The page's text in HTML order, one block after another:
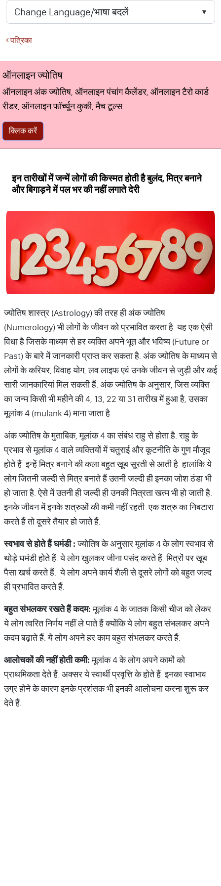
पत्रिका
ऑनलाइन ज्योतिष
ऑनलाइन अंक ज्योतिष, ऑनलाइन पंचांग कैलेंडर, ऑनलाइन टैरो कार्ड
रीडर, ऑनलाइन फॉर्च्यून कुकी, मैच टूल्स
क्लिक करें
इन तारीखों में जन्में लोगों की किस्मत होती है बुलंद, मित्र बनाने
और बिगाड़ने में पल भर की नहीं लगाते देरी
ज्योतिष शास्त्र (Astrology) की तरह ही अंक ज्योतिष
(Numerology) भी लोगों के जीवन को प्रभावित करता है. यह एक ऐसी
विधा है जिसके माध्यम से हर व्यक्ति अपने भूत और भविष्य (Future or
Past) के बारे में जानकारी प्राप्त कर सकता है. अंक ज्योतिष के माध्यम से
लोगों के करियर, विवाह योग, लव लाइफ एवं उनके जीवन से जुड़ी और कई
सारी जानकारियां मिल सकती हैं. अंक ज्योतिष के अनुसार, जिस व्यक्ति
का जन्म किसी भी महीने की 4, 13, 22 या 31 तारीख में हुआ है, उसका
मूलांक 4 (mulank 4) माना जाता है.
अंक ज्योतिष के मुताबिक, मूलांक 4 का संबंध राहु से होता है. राहु के
प्रभाव से मूलांक 4 वाले व्यक्तियों में चतुराई और कूटनीति के गुण मौजूद
होते हैं. इन्हें मित्र बनाने की कला बहुत खूब सूरती से आती है. हालांकि ये
लोग जितनी जल्दी से मित्र बनाते हैं उतनी जल्दी ही इनका जोश ठंडा भी
हो जाता है. ऐसे में उतनी ही जल्दी ही उनकी मित्रता खत्म भी हो जाती है.
इनके जीवन में इनके शत्रुओं की कमी नहीं रहती. एक शत्रु का निबटारा
करते हैं तो दूसरे तैयार हो जाते हैं.
स्वभावसेहोतेहैंघमंडी : ज्योतिष के अनुसार मूलांक 4 के लोग स्वभाव से
थोड़े घमंडी होते हैं. ये लोग खुलकर जीना पसंद करते हैं. मित्रों पर खूब
पैसा खर्च करते हैं. ये लोग अपने कार्य शैली से दूसरे लोगों को बहुत जल्द
ही प्रभावित करते हैं.
बहुतसंभलकररखतेहैंकदम: मूलांक 4 के जातक किसी चीज को लेकर
ये लोग त्वरित निर्णय नहीं ले पाते हैं क्योंकि ये लोग बहुत संभलकर अपने
कदम बढ़ाते हैं. ये लोग अपने हर काम बहुत संभलकर करते हैं.
आलोचकोंकीनहींहोतीकमी: मूलांक 4 के लोग अपने कामों को
प्राथमिकता देते हैं. अक्सर ये स्वार्थी प्रवृत्ति के होते हैं. इनका स्वाभाव
उग्र होने के कारण इनके प्रशंसक भी इनकी आलोचना करना शुरू कर
देते हैं.